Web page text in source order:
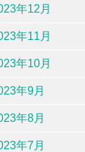
年12月
年11月
年10月
年9月
年8月
年7月